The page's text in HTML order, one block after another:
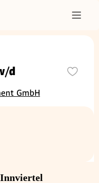
d
GmbH